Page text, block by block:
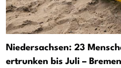
Niedersachsen: 23
ertrunken bis Juli –